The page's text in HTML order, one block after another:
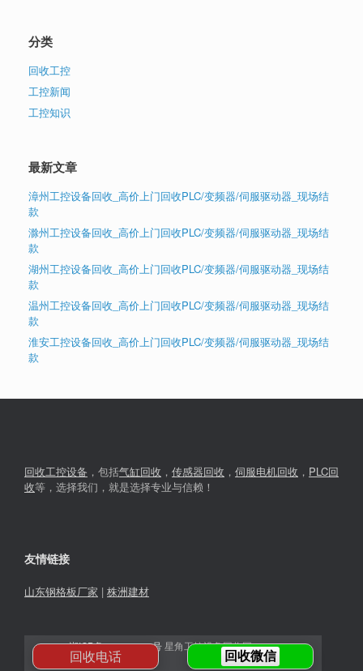
分类
回收工控
工控新闻
工控知识
最新文章
漳州工控设备回收_高价上门回收PLC/变频器/伺服驱动器_现场结
款
滁州工控设备回收_高价上门回收PLC/变频器/伺服驱动器_现场结
款
湖州工控设备回收_高价上门回收PLC/变频器/伺服驱动器_现场结
款
温州工控设备回收_高价上门回收PLC/变频器/伺服驱动器_现场结
款
淮安工控设备回收_高价上门回收PLC/变频器/伺服驱动器_现场结
款
回收电话 回收微信
回收工控设备 ，包括气缸回收 ， 传感器回收 ， 伺服电机回收 ， PLC回
收等，选择我们，就是选择专业与信赖！
友情链接
山东钢格板厂家 | 株洲建材
湘ICP备2023030366号星角工控设备回收网© 2026